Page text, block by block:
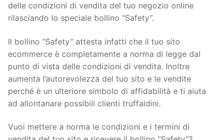
delle condizioni di vendita del tuo negozio online
rilasciando lo speciale bollino “Safety”.
Il bollino “Safety” attesta infatti che il tuo sito
ecommerce è completamente a norma di legge dal
punto di vista delle condizioni di vendita. Inoltre
aumenta l’autorevolezza del tuo sito e le vendite
perché è un ulteriore simbolo di affidabilità e ti aiuta
ad allontanare possibili clienti truffaldini.
Vuoi mettere a norma le condizioni e i termini di